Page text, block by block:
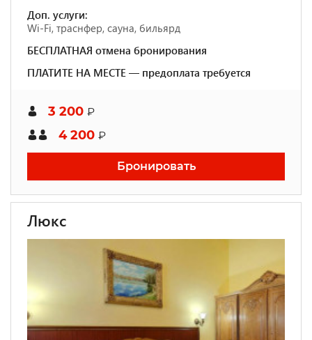
Доп. услуги:
Wi-Fi, траснфер, сауна, бильярд
БЕСПЛАТНАЯ отмена бронирования
ПЛАТИТЕ НА МЕСТЕ — предоплата требуется
3 200 ₽
4 200 ₽
Бронировать
Люкс